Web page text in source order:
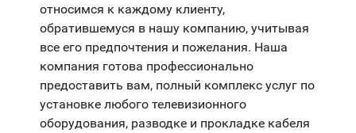
относимся к каждому клиенту,
обратившемуся в нашу компанию, учитывая
все его предпочтения и пожелания. Наша
компания готова профессионально
предоставить вам, полный комплекс услуг по
установке любого телевизионного
оборудования, разводке и прокладке кабеля